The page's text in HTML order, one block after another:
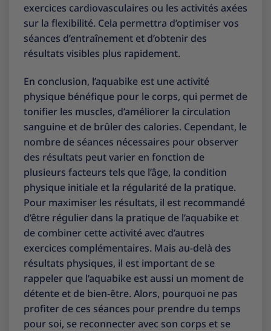
exercices cardiovasculaires ou les activités axées
sur la flexibilité. Cela permettra d’optimiser vos
séances d’entraînement et d’obtenir des
résultats visibles plus rapidement.
En conclusion, l’aquabike est une activité
physique bénéfique pour le corps, qui permet de
tonifier les muscles, d’améliorer la circulation
sanguine et de brûler des calories. Cependant, le
nombre de séances nécessaires pour observer
des résultats peut varier en fonction de
plusieurs facteurs tels que l’âge, la condition
physique initiale et la régularité de la pratique.
Pour maximiser les résultats, il est recommandé
d’être régulier dans la pratique de l’aquabike et
de combiner cette activité avec d’autres
exercices complémentaires. Mais au-delà des
résultats physiques, il est important de se
rappeler que l’aquabike est aussi un moment de
détente et de bien-être. Alors, pourquoi ne pas
profiter de ces séances pour prendre du temps
pour soi, se reconnecter avec son corps et se